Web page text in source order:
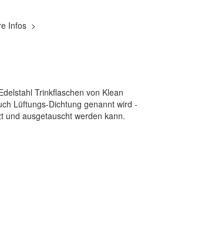
Infos >
Trinkflaschen von Klean
Lüftungs-Dichtung genannt wird -
und ausgetauscht werden kann.